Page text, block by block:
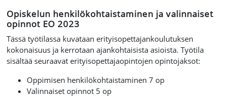
Opiskelun henkilökohtaistaminen ja valinnaiset
opinnot EO 2023
Tässä työtilassa kuvataan erityisopettajankoulutuksen
kokonaisuus ja kerrotaan ajankohtaisista asioista. Työtila
sisältää seuraavat erityisopettajaopintojen opintojaksot:
Oppimisen henkilökohtaistaminen 7 op
Valinnaiset opinnot 5 op